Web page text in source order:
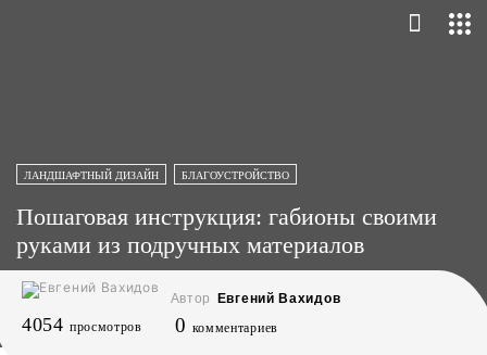
ЛАНДШАФТНЫЙ ДИЗАЙН БЛАГОУСТРОЙСТВО
Пошаговая инструкция: габионы своими
руками из подручных материалов
Автор Евгений Вахидов
4054 просмотров 0 комментариев